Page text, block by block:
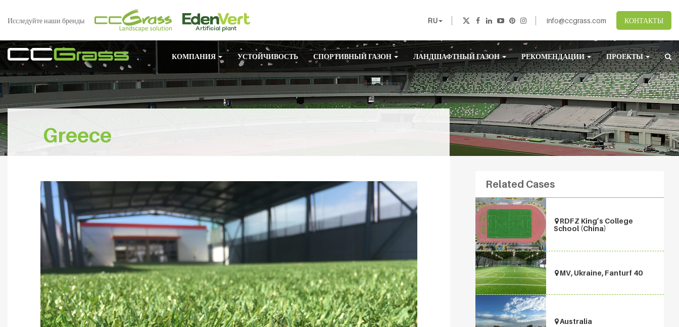
Исследуйте наши бренды RU info@ccgrass.com КОНТАКТЫ
КОМПАНИЯ УСТОЙЧИВОСТЬ СПОРТИВНЫЙ ГАЗОН ЛАНДШАФТНЫЙ ГАЗОН РЕКОМЕНДАЦИИ ПРОЕКТЫ
Greece
Related Cases
RDFZ King’s College
School (China)
MV, Ukraine, Fanturf 40
Australia